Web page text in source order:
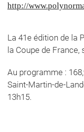
http://
La 41e édition de la
la Coupe de France,
Au programme :
Saint-Martin-de-
13h15.